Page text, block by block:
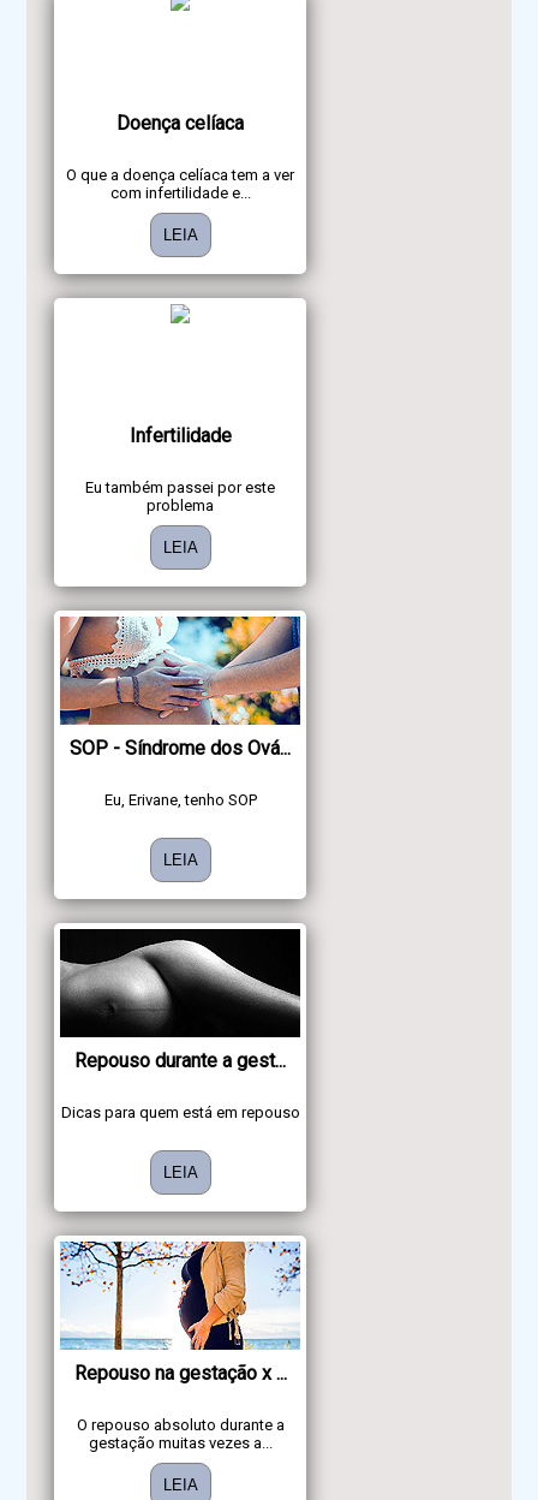
Doença celíaca
O que a doença celíaca tem a ver
com infertilidade e...
LEIA
Infertilidade
Eu também passei por este
problema
LEIA
SOP - Síndrome dos Ová...
Eu, Erivane, tenho SOP
LEIA
Repouso durante a gest...
Dicas para quem está em repouso
LEIA
Repouso na gestação x ...
O repouso absoluto durante a
gestação muitas vezes a...
LEIA